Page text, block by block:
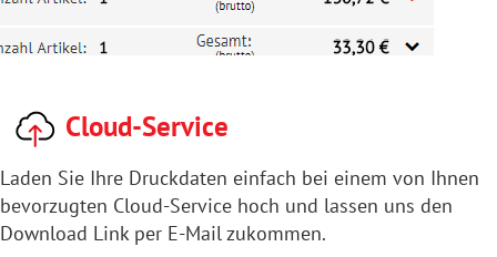
Cloud-Service
Laden Sie Ihre Druckdaten einfach bei einem von Ihnen
bevorzugten Cloud-Service hoch und lassen uns den
Download Link per E-Mail zukommen.